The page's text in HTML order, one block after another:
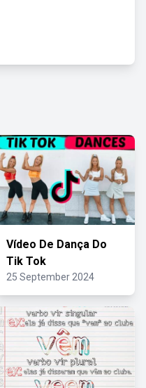
Vídeo De Dança Do
Tik Tok
25 September 2024